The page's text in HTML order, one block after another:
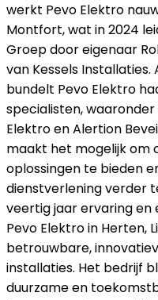
werkt Pevo Elektro
Montfort, wat in 2024
Groep door eigenaar
van Kessels
bundelt Pevo Elektro
specialisten, waaronder
Elektro en Alertion
maakt het mogelijk
oplossingen te bieden
dienstverlening verder
veertig jaar ervaring
Pevo Elektro in Herten,
betrouwbare,
installaties. Het bedrijf
duurzame en